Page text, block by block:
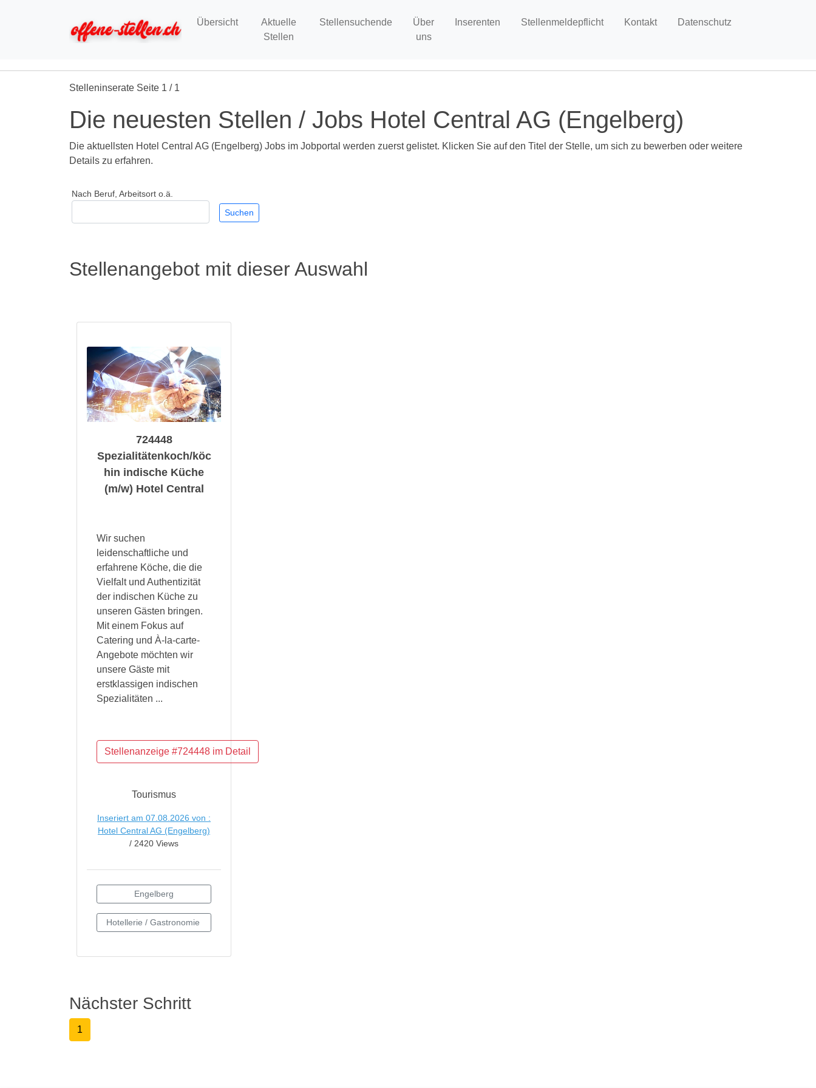
Übersicht
Aktuelle
Stellen
Stellensuchende
Über
uns
Inserenten Stellenmeldepflicht Kontakt Datenschutz
Stelleninserate Seite 1 / 1
Die neuesten Stellen / Jobs Hotel Central AG (Engelberg)
Die aktuellsten Hotel Central AG (Engelberg) Jobs im Jobportal werden zuerst gelistet. Klicken Sie auf den Titel der Stelle, um sich zu bewerben oder weitere
Details zu erfahren.
Nach Beruf, Arbeitsort o.ä.
Stellenangebot mit dieser Auswahl
724448
Spezialitätenkoch/köc
hin indische Küche
(m/w) Hotel Central
Wir suchen
leidenschaftliche und
erfahrene Köche, die die
Vielfalt und Authentizität
der indischen Küche zu
unseren Gästen bringen.
Mit einem Fokus auf
Catering und À-la-carte-
Angebote möchten wir
unsere Gäste mit
erstklassigen indischen
Spezialitäten ...
Tourismus
Inseriert am 07.08.2026 von :
Hotel Central AG (Engelberg)
/ 2420 Views
Nächster Schritt
1